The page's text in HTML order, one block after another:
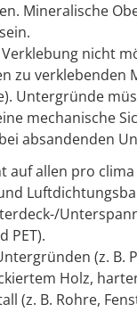
Mineralische
nicht
zu verklebenden
Untergründe
mechanische
absandenden
auf allen pro
PET).
(z. B.
Holz,
(z. B. Rohre,